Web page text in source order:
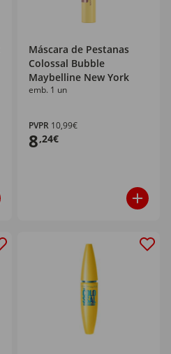
Máscara de Pestanas
Colossal Bubble
Maybelline New York
emb. 1 un
PVPR 10,99€
8,24€